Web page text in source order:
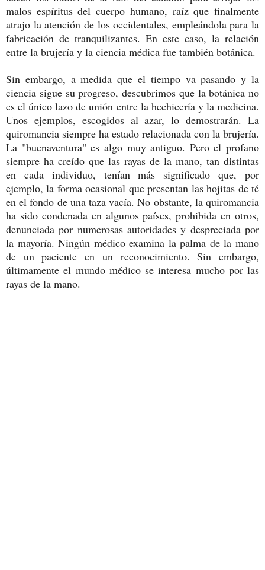
malos espíritus del cuerpo humano, raíz que finalmente
atrajo la atención de los occidentales, empleándola para la
fabricación de tranquilizantes. En este caso, la relación
entre la brujería y la ciencia médica fue también botánica.
Sin embargo, a medida que el tiempo va pasando y la
ciencia sigue su progreso, descubrimos que la botánica no
es el único lazo de unión entre la hechicería y la medicina.
Unos ejemplos, escogidos al azar, lo demostrarán. La
quiromancia siempre ha estado relacionada con la brujería.
La "buenaventura" es algo muy antiguo. Pero el profano
siempre ha creído que las rayas de la mano, tan distintas
en cada individuo, tenían más significado que, por
ejemplo, la forma ocasional que presentan las hojitas de té
en el fondo de una taza vacía. No obstante, la quiromancia
ha sido condenada en algunos países, prohibida en otros,
denunciada por numerosas autoridades y despreciada por
la mayoría. Ningún médico examina la palma de la mano
de un paciente en un reconocimiento. Sin embargo,
últimamente el mundo médico se interesa mucho por las
rayas de la mano.